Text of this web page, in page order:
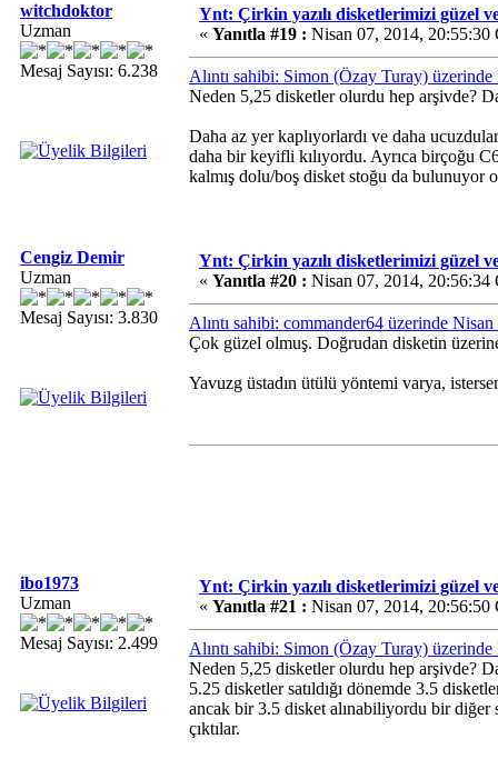
witchdoktor
Uzman
Mesaj Sayısı: 6.238
Ynt: Çirkin yazılı disketlerimizi güzel
« Yanıtla #19 : Nisan 07, 2014, 20:55:30
Alıntı sahibi: Simon (Özay Turay)
Neden 5,25 disketler olurdu hep arşivde?
Daha az yer kaplıyorlardı ve daha
daha bir keyifli kılıyordu. Ayrıca birçoğu
kalmış dolu/boş disket stoğu da bulunuyor
Cengiz Demir
Uzman
Mesaj Sayısı: 3.830
Ynt: Çirkin yazılı disketlerimizi güzel
« Yanıtla #20 : Nisan 07, 2014, 20:56:34
Alıntı sahibi: commander64 üzerinde
Çok güzel olmuş. Doğrudan disketin
Yavuzg üstadın ütülü yöntemi varya,
ibo1973
Uzman
Mesaj Sayısı: 2.499
Ynt: Çirkin yazılı disketlerimizi güzel
« Yanıtla #21 : Nisan 07, 2014, 20:56:50
Alıntı sahibi: Simon (Özay Turay)
Neden 5,25 disketler olurdu hep arşivde?
5.25 disketler satıldığı dönemde 3.5
ancak bir 3.5 disket alınabiliyordu bir diğer
çıktılar.